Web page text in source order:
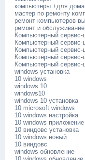
компьютеры +для дома
мастер по ремонту
ремонт компьютеров
ремонт и
Компьютерный сервис-
Компьютерный сервис-
Компьютерный сервис-
Компьютерный сервис-
Компьютерный
windows установка
10 windows
windows 10
windows10
windows 10 установка
10 microsoft windows
10 windows настройка
10 windows приложение
10 виндовс установка
10 windows новый
10 виндовс
windows обновление